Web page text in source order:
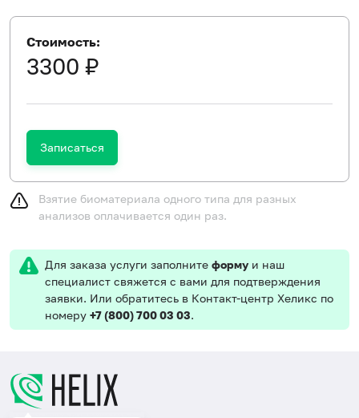
Стоимость:
3300 ₽
Записаться
Взятие биоматериала одного типа для разных
анализов оплачивается один раз.
Для заказа услуги заполните форму и наш
специалист свяжется с вами для подтверждения
заявки. Или обратитесь в Контакт-центр Хеликс по
номеру +7 (800) 700 03 03.